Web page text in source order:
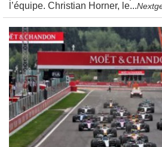
l’équipe. Christian Horner, le...